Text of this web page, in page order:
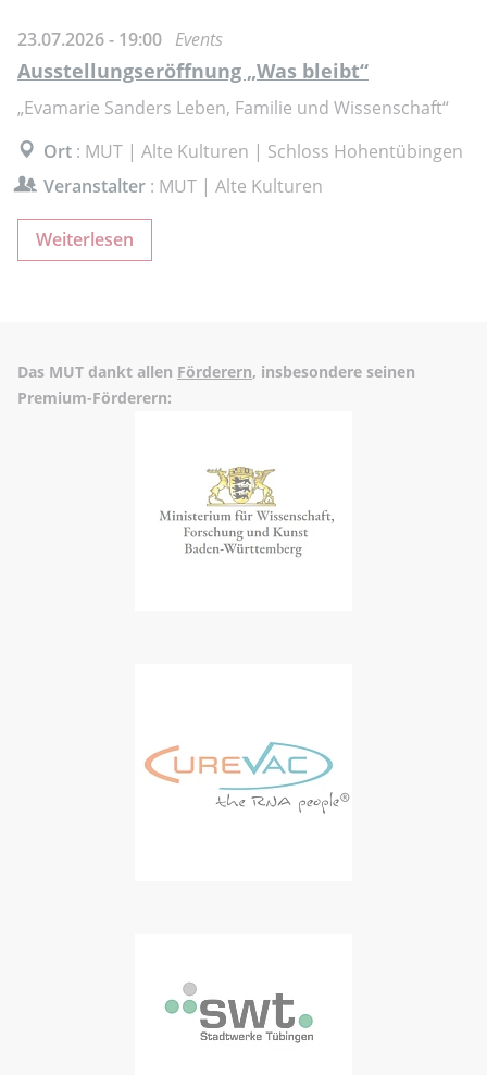
23.07.2026 - 19:00 Events
Ausstellungseröffnung „Was bleibt“
„Evamarie Sanders Leben, Familie und Wissenschaft“
Ort : MUT | Alte Kulturen | Schloss Hohentübingen
Veranstalter : MUT | Alte Kulturen
Weiterlesen
Das MUT dankt allen Förderern, insbesondere seinen
Premium-Förderern: